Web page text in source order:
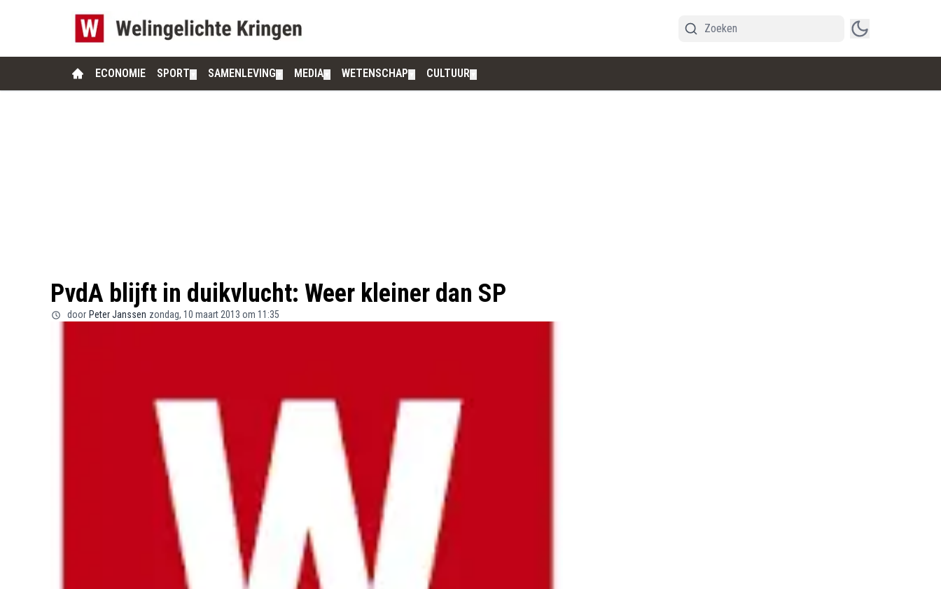
ECONOMIE SPORT SAMENLEVING MEDIA WETENSCHAP CULTUUR
PvdA blijft in duikvlucht: Weer kleiner dan SP
door Peter Janssen zondag, 10 maart 2013 om 11:35